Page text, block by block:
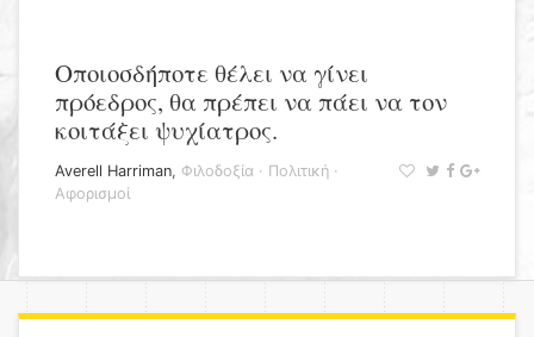
Οποιοσδήποτε θέλει να γίνει
πρόεδρος, θα πρέπει να πάει να τον
κοιτάξει ψυχίατρος.
Averell Harriman, Φιλοδοξία · Πολιτική ·
Αφορισμοί